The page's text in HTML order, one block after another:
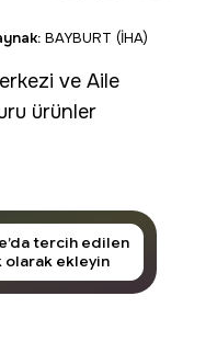
BAYBURT (İHA)
ve Aile
ürünler
tercih edilen
olarak ekleyin